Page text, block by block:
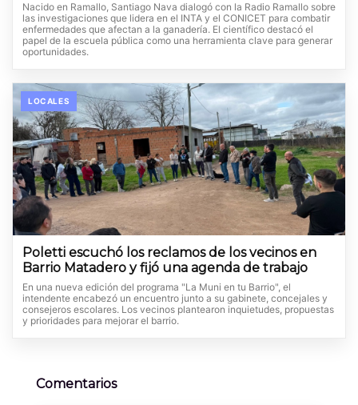
Nacido en Ramallo, Santiago Nava dialogó con la Radio Ramallo sobre
las investigaciones que lidera en el INTA y el CONICET para combatir
enfermedades que afectan a la ganadería. El científico destacó el
papel de la escuela pública como una herramienta clave para generar
oportunidades.
LOCALES
Poletti escuchó los reclamos de los vecinos en
Barrio Matadero y fijó una agenda de trabajo
En una nueva edición del programa "La Muni en tu Barrio", el
intendente encabezó un encuentro junto a su gabinete, concejales y
consejeros escolares. Los vecinos plantearon inquietudes, propuestas
y prioridades para mejorar el barrio.
Comentarios